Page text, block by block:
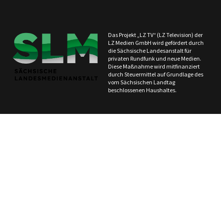
Das Projekt „LZ TV“ (LZ Television) der
LZ Medien GmbH wird gefördert durch
die Sächsische Landesanstalt für
privaten Rundfunk und neue Medien.
Diese Maßnahme wird mitfinanziert
durch Steuermittel auf Grundlage des
vom Sächsischen Landtag
beschlossenen Haushaltes.